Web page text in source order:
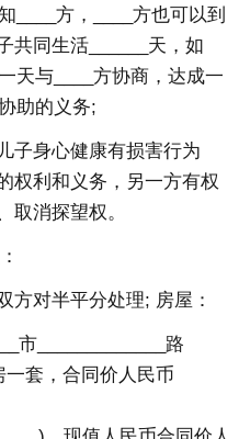
____方，____方也可以到
共同生活______天，如
天与____方协商，达成一
助的义务;
身心健康有损害行为
权利和义务，另一方有权
取消探望权。
对半平分处理; 房屋：
_____________路
一套，合同价人民币